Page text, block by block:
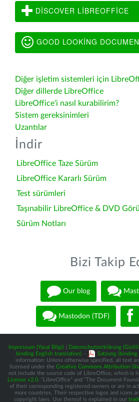
DISCOVER LIBREOFFICE
GOOD LOOKING
Diğer işletim sistemleri için
Diğer dillerde LibreOffice
LibreOffice'i nasıl kurabilirim?
Sistem gereksinimleri
Uzantılar
İndir
LibreOffice Taze Sürüm
LibreOffice Kararlı Sürüm
Test sürümleri
Taşınabilir LibreOffice & DVD
Sürüm Notları
Bizi Takip
Our blog
Mastodon (TDF)
Impressum (Yasal Bilgi) Datenschutzerklärung
binding English translation) - Satzung
information: Unless otherwise specified, all text
licensed under the Creative Commons Attribution-
not include the source code of LibreOffice, which is
License v2.0 . “LibreOffice” and “The Document
of their corresponding registered owners or are in
more countries. Their respective logos and icons
copyright laws. Use thereof is explained in our